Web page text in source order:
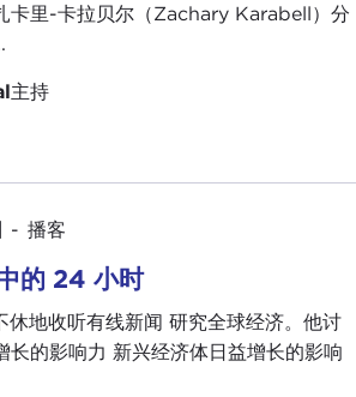
卡里-卡拉贝尔（Zachary Karabell）分
主持
- 播客
的 24 小时
地收听有线新闻 研究全球经济。他讨
长的影响力 新兴经济体日益增长的影响